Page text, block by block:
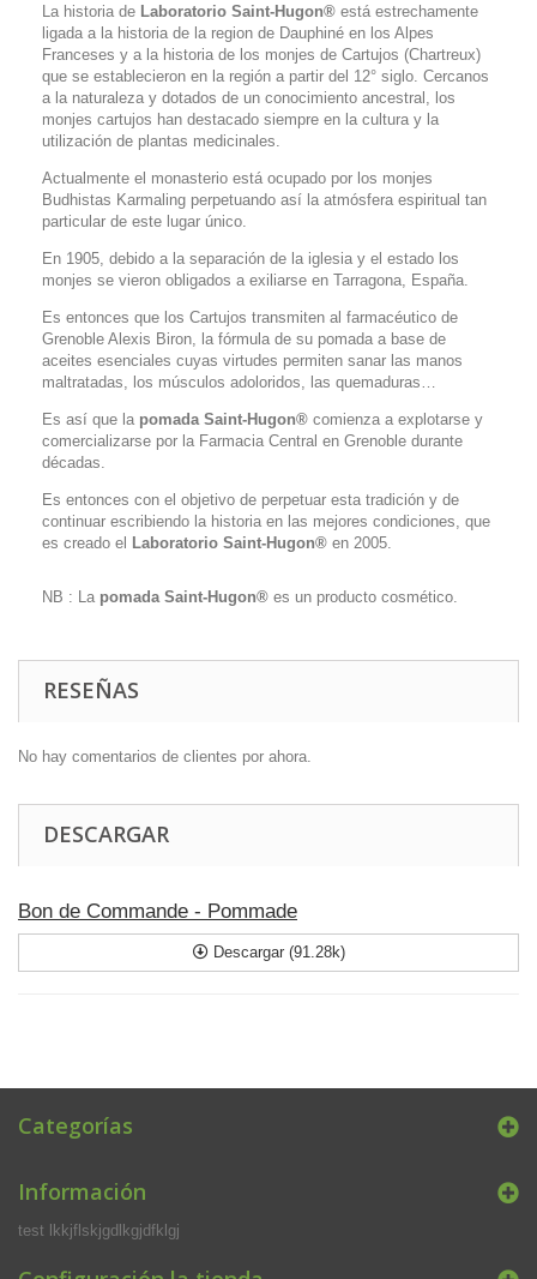
La historia de Laboratorio Saint-Hugon® está estrechamente
ligada a la historia de la region de Dauphiné en los Alpes
Franceses y a la historia de los monjes de Cartujos (Chartreux)
que se establecieron en la región a partir del 12° siglo. Cercanos
a la naturaleza y dotados de un conocimiento ancestral, los
monjes cartujos han destacado siempre en la cultura y la
utilización de plantas medicinales.
Actualmente el monasterio está ocupado por los monjes
Budhistas Karmaling perpetuando así la atmósfera espiritual tan
particular de este lugar único.
En 1905, debido a la separación de la iglesia y el estado los
monjes se vieron obligados a exiliarse en Tarragona, España.
Es entonces que los Cartujos transmiten al farmacéutico de
Grenoble Alexis Biron, la fórmula de su pomada a base de
aceites esenciales cuyas virtudes permiten sanar las manos
maltratadas, los músculos adoloridos, las quemaduras…
Es así que la pomada Saint-Hugon® comienza a explotarse y
comercializarse por la Farmacia Central en Grenoble durante
décadas.
Es entonces con el objetivo de perpetuar esta tradición y de
continuar escribiendo la historia en las mejores condiciones, que
es creado el Laboratorio Saint-Hugon® en 2005.
NB : La pomada Saint-Hugon® es un producto cosmético.
RESEÑAS
No hay comentarios de clientes por ahora.
DESCARGAR
Bon de Commande - Pommade
Descargar (91.28k)
Categorías
Información
test lkkjflskjgdlkgjdfklgj